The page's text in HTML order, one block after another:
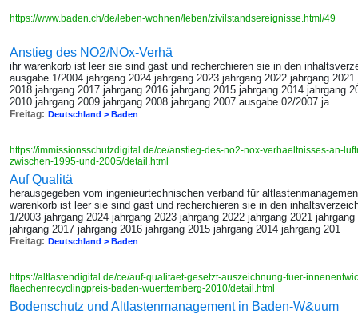
https://www.baden.ch/de/leben-wohnen/leben/zivilstandsereignisse.html/49
Anstieg des NO2/NOx-Verhä
ihr warenkorb ist leer sie sind gast und recherchieren sie in den
ausgabe 1/2004 jahrgang 2024 jahrgang 2023 jahrgang 2022 jahrgang
2018 jahrgang 2017 jahrgang 2016 jahrgang 2015 jahrgang 2014 jahrgang
2010 jahrgang 2009 jahrgang 2008 jahrgang 2007 ausgabe 02/2007 ja
Freitag: Deutschland > Baden
https://immissionsschutzdigital.de/ce/anstieg-des-no2-nox-verhaeltnisses-an-
zwischen-1995-und-2005/detail.html
Auf Qualitä
herausgegeben vom ingenieurtechnischen verband für
warenkorb ist leer sie sind gast und recherchieren sie in den
1/2003 jahrgang 2024 jahrgang 2023 jahrgang 2022 jahrgang 2021
jahrgang 2017 jahrgang 2016 jahrgang 2015 jahrgang 2014 jahrgang 201
Freitag: Deutschland > Baden
https://altlastendigital.de/ce/auf-qualitaet-gesetzt-auszeichnung-fuer-
flaechenrecyclingpreis-baden-wuerttemberg-2010/detail.html
Bodenschutz und Altlastenmanagement in Baden-W&uum